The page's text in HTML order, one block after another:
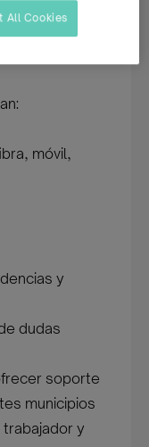
para
móvil,
y
dudas
soporte
municipios
trabajador y
All Cookies